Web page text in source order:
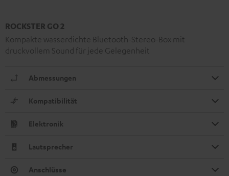
ROCKSTER GO 2
Kompakte wasserdichte Bluetooth-Stereo-Box mit
druckvollem Sound für jede Gelegenheit
Abmessungen
Kompatibilität
Elektronik
Lautsprecher
Anschlüsse